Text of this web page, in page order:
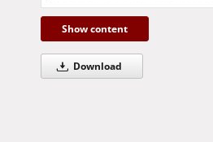
Show content
Download